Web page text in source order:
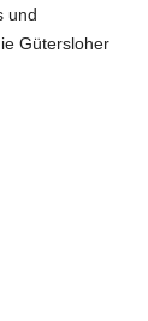
und
Gütersloher